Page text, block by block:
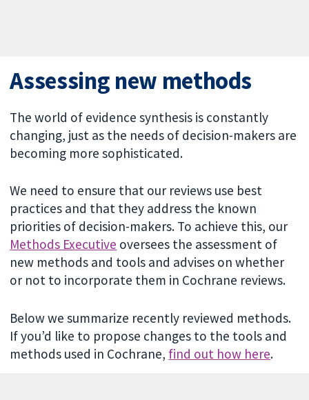
Assessing new methods
The world of evidence synthesis is constantly
changing, just as the needs of decision-makers are
becoming more sophisticated.
We need to ensure that our reviews use best
practices and that they address the known
priorities of decision-makers. To achieve this, our
Methods Executive oversees the assessment of
new methods and tools and advises on whether
or not to incorporate them in Cochrane reviews.
Below we summarize recently reviewed methods.
If you’d like to propose changes to the tools and
methods used in Cochrane, find out how here.